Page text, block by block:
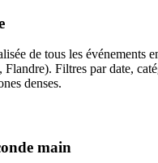
de tous les événements
Filtres par date,
denses.
main